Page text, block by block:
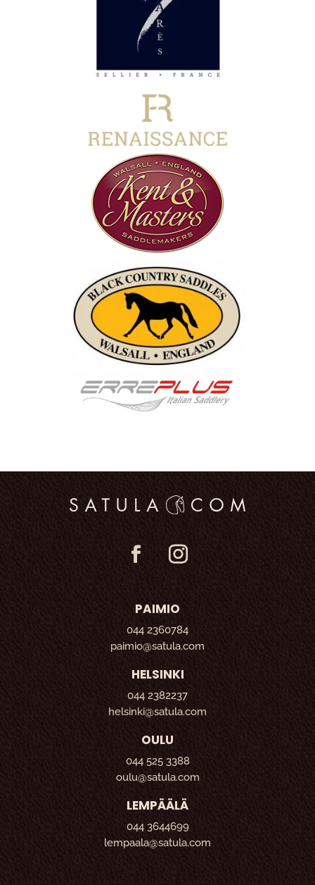
PAIMIO
044 2360784
paimio@satula.com
HELSINKI
044 2382237
helsinki@satula.com
OULU
044 525 3388
oulu@satula.com
LEMPÄÄLÄ
044 3644699
lempaala@satula.com